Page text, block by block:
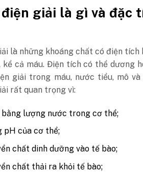
điện giải là gì và đặc
là những khoáng chất có điện
kể cả máu. Điện tích có thể dương
giải trong máu, nước tiểu, mô
rất quan trọng vì:
bằng lượng nước trong cơ thể;
pH của cơ thể;
chất dinh dưỡng vào tế bào;
chất thải ra khỏi tế bào;